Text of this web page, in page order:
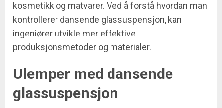
kosmetikk og matvarer. Ved å forstå hvordan man
kontrollerer dansende glassuspensjon, kan
ingeniører utvikle mer effektive
produksjonsmetoder og materialer.
Ulemper med dansende
glassuspensjon